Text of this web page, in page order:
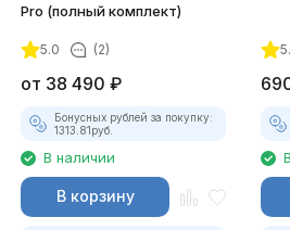
Pro (полный комплект)
5.0 (2)
от 38 490 ₽
Бонусных рублей за покупку:
1313.81руб.
В наличии
В корзину